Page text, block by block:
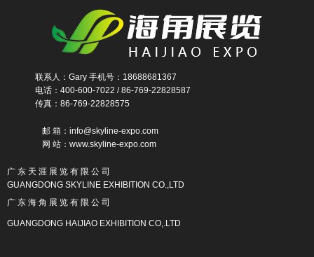
联系人：Gary 手机号：18688681367
电话：400-600-7022 / 86-769-22828587
传真：86-769-22828575
邮 箱：info@skyline-expo.com
网 站：www.skyline-expo.com
广 东 天 涯 展 览 有 限 公 司
GUANGDONG SKYLINE EXHIBITION CO.,LTD
广 东 海 角 展 览 有 限 公 司
GUANGDONG HAIJIAO EXHIBITION CO,.LTD